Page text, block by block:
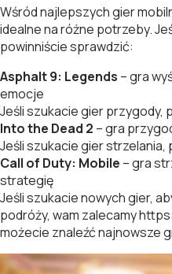
Wśród najlepszych gier
idealne na różne potrzeby.
powinniście sprawdzić:
Asphalt 9: Legends – gra
emocje
Jeśli szukacie gier przygody,
Into the Dead 2 – gra
Jeśli szukacie gier
Call of Duty: Mobile – gra
strategię
Jeśli szukacie nowych gier,
podróży, wam zalecamy
możecie znaleźć najnowsze